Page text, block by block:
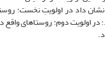
نشان داد در اولویتِ نخست:
اولویت دوم: روستاهای